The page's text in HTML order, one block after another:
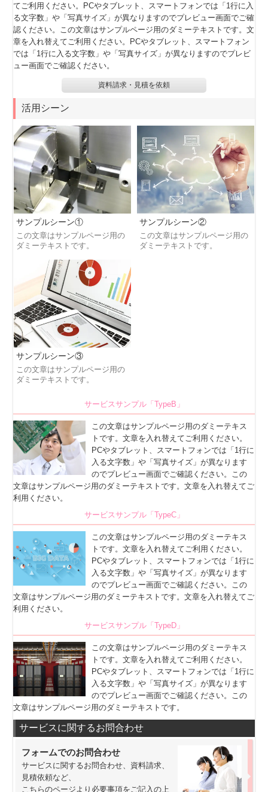
てご利用ください。PCやタブレット、スマートフォンでは「1行に入
る文字数」や「写真サイズ」が異なりますのでプレビュー画面でご確
認ください。この文章はサンプルページ用のダミーテキストです。文
章を入れ替えてご利用ください。PCやタブレット、スマートフォン
では「1行に入る文字数」や「写真サイズ」が異なりますのでプレビ
ュー画面でご確認ください。
資料請求・見積を依頼
活用シーン
サンプルシーン①
この文章はサンプルページ用の
ダミーテキストです。
サンプルシーン②
この文章はサンプルページ用の
ダミーテキストです。
サンプルシーン③
この文章はサンプルページ用の
ダミーテキストです。
サービスサンプル「TypeB」
この文章はサンプルページ用のダミーテキス
トです。文章を入れ替えてご利用ください。
PCやタブレット、スマートフォンでは「1行に
入る文字数」や「写真サイズ」が異なります
のでプレビュー画面でご確認ください。この
文章はサンプルページ用のダミーテキストです。文章を入れ替えてご
利用ください。
サービスサンプル「TypeC」
この文章はサンプルページ用のダミーテキス
トです。文章を入れ替えてご利用ください。
PCやタブレット、スマートフォンでは「1行に
入る文字数」や「写真サイズ」が異なります
のでプレビュー画面でご確認ください。この
文章はサンプルページ用のダミーテキストです。文章を入れ替えてご
利用ください。
サービスサンプル「TypeD」
この文章はサンプルページ用のダミーテキス
トです。文章を入れ替えてご利用ください。
PCやタブレット、スマートフォンでは「1行に
入る文字数」や「写真サイズ」が異なります
のでプレビュー画面でご確認ください。この
文章はサンプルページ用のダミーテキストです。
サービスに関するお問合わせ
フォームでのお問合わせ
サービスに関するお問合わせ、資料請求、
見積依頼など、
こちらのページより必要事項をご記入の上